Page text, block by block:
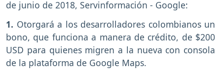
de junio de 2018, Servinformación - Google:
1. Otorgará a los desarrolladores colombianos un
bono, que funciona a manera de crédito, de $200
USD para quienes migren a la nueva con consola
de la plataforma de Google Maps.